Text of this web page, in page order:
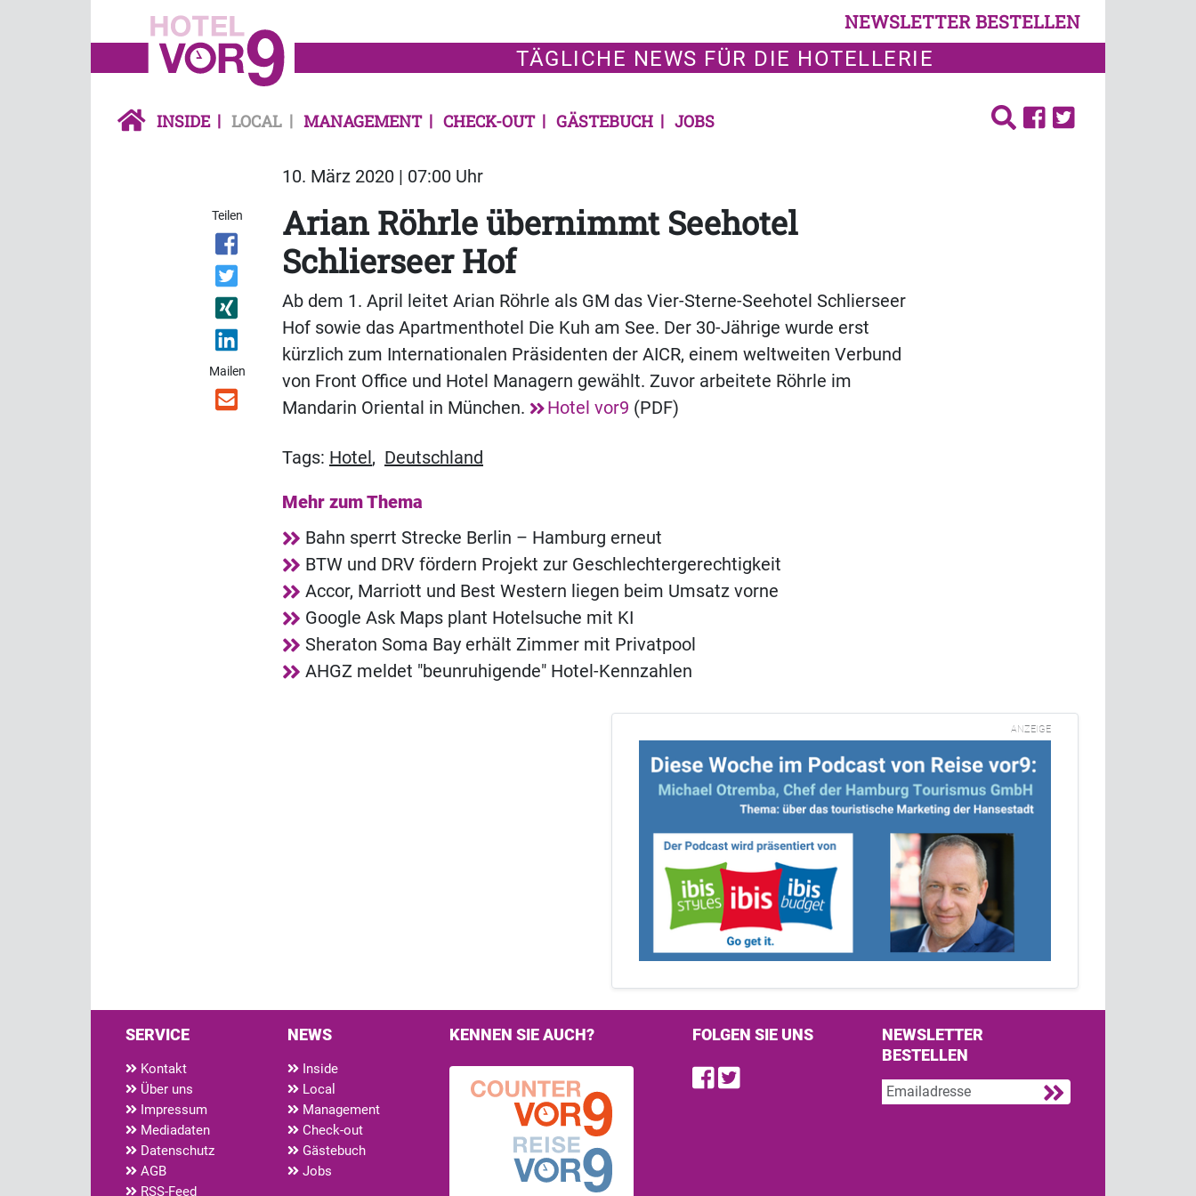
NEWSLETTER BESTELLEN
TÄGLICHE NEWS FÜR DIE HOTELLERIE
INSIDE LOCAL MANAGEMENT CHECK-OUT GÄSTEBUCH JOBS
10. März 2020 | 07:00 Uhr
Teilen
Mailen
Arian Röhrle übernimmt Seehotel
Schlierseer Hof
Ab dem 1. April leitet Arian Röhrle als GM das Vier-Sterne-Seehotel Schlierseer
Hof sowie das Apartmenthotel Die Kuh am See. Der 30-Jährige wurde erst
kürzlich zum Internationalen Präsidenten der AICR, einem weltweiten Verbund
von Front Office und Hotel Managern gewählt. Zuvor arbeitete Röhrle im
Mandarin Oriental in München.
Hotel vor9 (PDF)
Tags: Hotel , Deutschland
Mehr zum Thema
Bahn sperrt Strecke Berlin – Hamburg erneut
BTW und DRV fördern Projekt zur Geschlechtergerechtigkeit
Accor, Marriott und Best Western liegen beim Umsatz vorne
Google Ask Maps plant Hotelsuche mit KI
Sheraton Soma Bay erhält Zimmer mit Privatpool
AHGZ meldet "beunruhigende" Hotel-Kennzahlen
ANZEIGE
SERVICE
Kontakt
Über uns
Impressum
Mediadaten
Datenschutz
AGB
RSS-Feed
NEWS
Inside
Local
Management
Check-out
Gästebuch
Jobs
KENNEN SIE AUCH? FOLGEN SIE UNS
Find us on Facebook
Follow us on Twitter
NEWSLETTER
BESTELLEN